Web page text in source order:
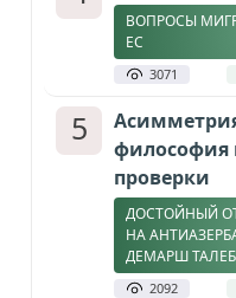
ВОПРОСЫ
ЕС
3071
5
философия
проверки
ДОСТОЙНЫЙ
НА
ДЕМАРШ
2092